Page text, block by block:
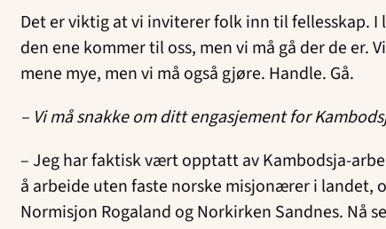
Det er viktig at vi inviterer folk inn til fellesskap. I
den ene kommer til oss, men vi må gå der de er.
mene mye, men vi må også gjøre. Handle. Gå.
– Vi må snakke om ditt engasjement for
– Jeg har faktisk vært opptatt av Kambodsja-
å arbeide uten faste norske misjonærer i landet,
Normisjon Rogaland og Norkirken Sandnes. Nå